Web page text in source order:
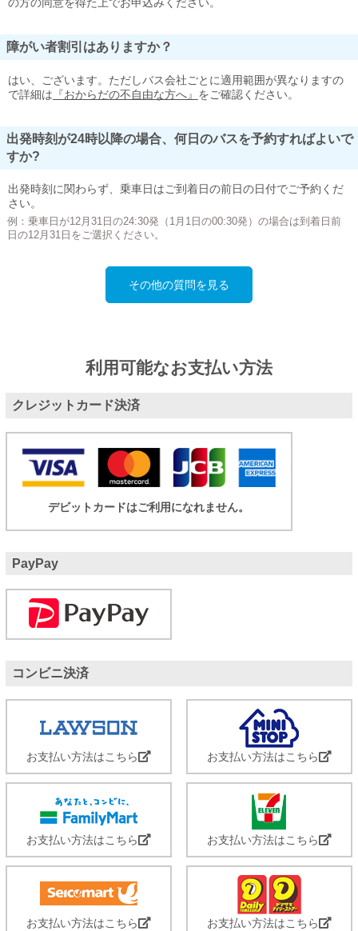
の方の同意を得た上でお申込みください。
障がい者割引はありますか？
はい、ございます。ただしバス会社ごとに適用範囲が異なりますの
で詳細は 『おからだの不自由な方へ』 をご確認ください。
出発時刻が24時以降の場合、何日のバスを予約すればよいで
すか?
出発時刻に関わらず、乗車日はご到着日の前日の日付でご予約くだ
さい。
例：乗車日が12月31日の24:30発（1月1日の00:30発）の場合は到着日前
日の12月31日をご選択ください。
その他の質問を見る
利用可能なお支払い方法
クレジットカード決済
デビットカードはご利用になれません。
PayPay
コンビニ決済
お支払い方法はこちら お支払い方法はこちら
お支払い方法はこちら お支払い方法はこちら
お支払い方法はこちら お支払い方法はこちら